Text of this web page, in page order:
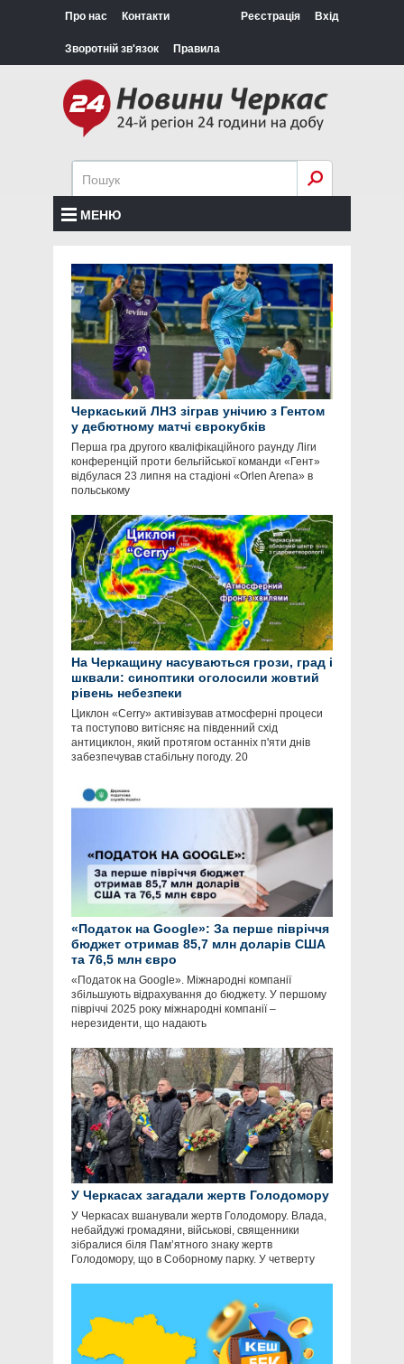
Про нас Контакти
Зворотній зв'язок Правила
Реєстрація Вхід
МЕНЮ
Черкаський ЛНЗ зіграв унічию з Гентом
у дебютному матчі єврокубків
Перша гра другого кваліфікаційного раунду Ліги
конференцій проти бельгійської команди «Гент»
відбулася 23 липня на стадіоні «Orlen Arena» в
польському
На Черкащину насуваються грози, град і
шквали: синоптики оголосили жовтий
рівень небезпеки
Циклон «Cerry» активізував атмосферні процеси
та поступово витісняє на південний схід
антициклон, який протягом останніх п'яти днів
забезпечував стабільну погоду. 20
«Податок на Google»: За перше півріччя
бюджет отримав 85,7 млн доларів США
та 76,5 млн євро
«Податок на Google». Міжнародні компанії
збільшують відрахування до бюджету. У першому
півріччі 2025 року міжнародні компанії –
нерезиденти, що надають
У Черкасах загадали жертв Голодомору
У Черкасах вшанували жертв Голодомору. Влада,
небайдужі громадяни, військові, священники
зібралися біля Пам’ятного знаку жертв
Голодомору, що в Соборному парку. У четверту